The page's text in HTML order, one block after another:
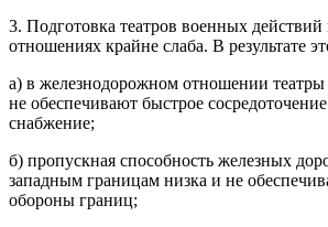
3. Подготовка театров военных действий
отношениях крайне слаба. В результате
а) в железнодорожном отношении
не обеспечивают быстрое
снабжение;
б) пропускная способность железных
западным границам низка и не
обороны границ;